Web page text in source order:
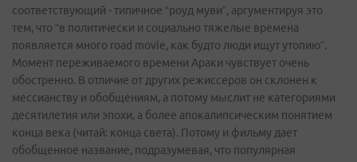
соответствующий - типичное “роуд муви”, аргументируя это
тем, что “в политически и социально тяжелые времена
появляется много road movie, как будто люди ищут утопию”.
Момент переживаемого времени Араки чувствует очень
обостренно. В отличие от других режиссеров он склонен к
мессианству и обобщениям, а потому мыслит не категориями
десятилетия или эпохи, а более апокалипсическим понятием
конца века (читай: конца света). Потому и фильму дает
обобщенное название, подразумевая, что популярная